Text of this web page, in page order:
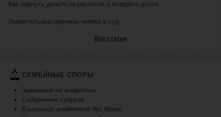
Как вернуть деньги по расписке о возврате долга
Уважительные причины неявки в суд
Все статьи
СЕМЕЙНЫЕ СПОРЫ
Заявление на алименты
Содержание супруга
Взыскание алиментов без брака